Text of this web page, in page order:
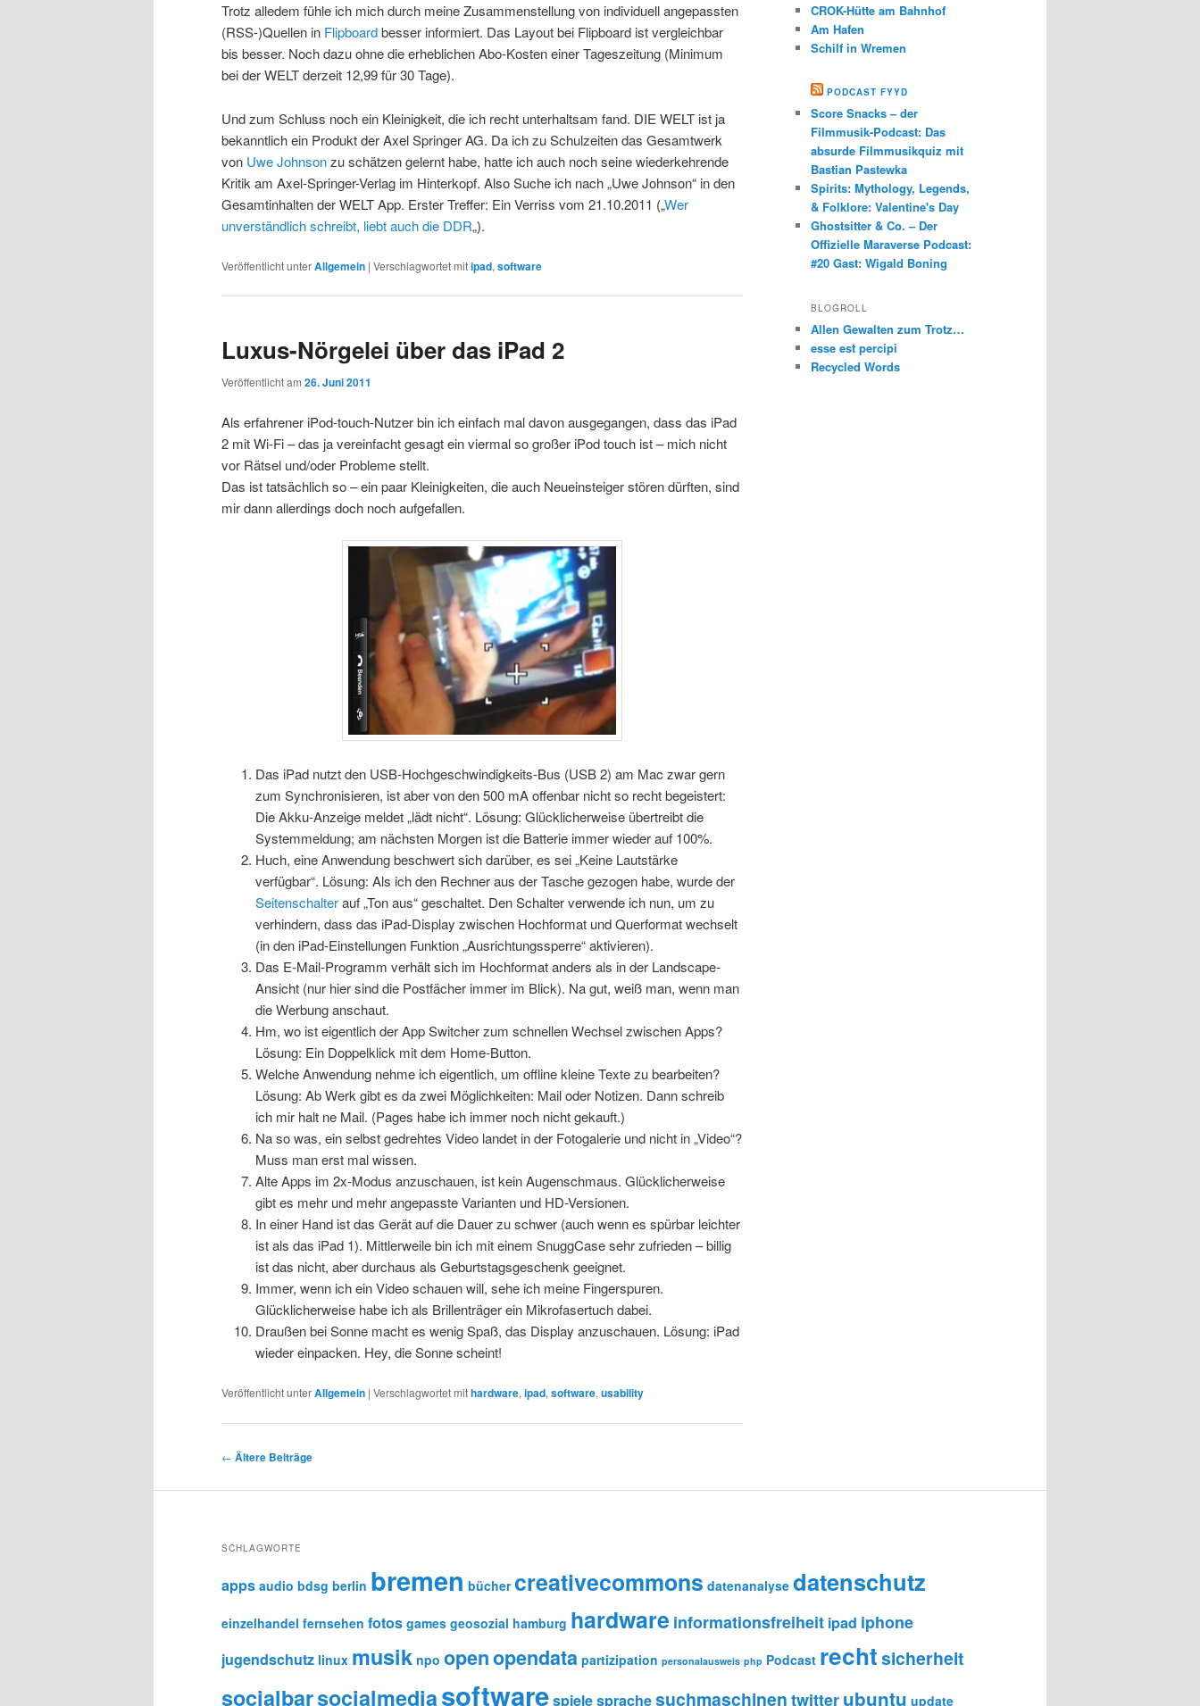
Trotz alledem fühle ich mich durch meine Zusammenstellung von individuell angepassten
(RSS-)Quellen in Flipboardbesser informiert. Das Layout bei Flipboard ist vergleichbar
bis besser. Noch dazu ohne die erheblichen Abo-Kosten einer Tageszeitung (Minimum
bei der WELT derzeit 12,99 für 30 Tage).
Und zum Schluss noch ein Kleinigkeit, die ich recht unterhaltsam fand. DIE WELT ist ja
bekanntlich ein Produkt der Axel Springer AG. Da ich zu Schulzeiten das Gesamtwerk
von Uwe Johnsonzu schätzen gelernt habe, hatte ich auch noch seine wiederkehrende
Kritik am Axel-Springer-Verlag im Hinterkopf. Also Suche ich nach „Uwe Johnson“ in den
Gesamtinhalten der WELT App. Erster Treffer: Ein Verriss vom 21.10.2011 („Wer
unverständlich schreibt, liebt auch die DDR„).
Veröffentlicht unterAllgemein | Verschlagwortet mitipad, software
Luxus-Nörgelei über das iPad 2
Veröffentlicht am 26. Juni 2011
Als erfahrener iPod-touch-Nutzer bin ich einfach mal davon ausgegangen, dass das iPad
2 mit Wi-Fi – das ja vereinfacht gesagt ein viermal so großer iPod touch ist – mich nicht
vor Rätsel und/oder Probleme stellt.
Das ist tatsächlich so – ein paar Kleinigkeiten, die auch Neueinsteiger stören dürften, sind
mir dann allerdings doch noch aufgefallen.
Das iPad nutzt den USB-Hochgeschwindigkeits-Bus (USB 2) am Mac zwar gern
zum Synchronisieren, ist aber von den 500 mA offenbar nicht so recht begeistert:
Die Akku-Anzeige meldet „lädt nicht“. Lösung: Glücklicherweise übertreibt die
Systemmeldung; am nächsten Morgen ist die Batterie immer wieder auf 100%.
Huch, eine Anwendung beschwert sich darüber, es sei „Keine Lautstärke
verfügbar“. Lösung: Als ich den Rechner aus der Tasche gezogen habe, wurde der
Seitenschalterauf „Ton aus“ geschaltet. Den Schalter verwende ich nun, um zu
verhindern, dass das iPad-Display zwischen Hochformat und Querformat wechselt
(in den iPad-Einstellungen Funktion „Ausrichtungssperre“ aktivieren).
Das E-Mail-Programm verhält sich im Hochformat anders als in der Landscape-
Ansicht (nur hier sind die Postfächer immer im Blick). Na gut, weiß man, wenn man
die Werbung anschaut.
Hm, wo ist eigentlich der App Switcher zum schnellen Wechsel zwischen Apps?
Lösung: Ein Doppelklick mit dem Home-Button.
Welche Anwendung nehme ich eigentlich, um offline kleine Texte zu bearbeiten?
Lösung: Ab Werk gibt es da zwei Möglichkeiten: Mail oder Notizen. Dann schreib
ich mir halt ne Mail. (Pages habe ich immer noch nicht gekauft.)
Na so was, ein selbst gedrehtes Video landet in der Fotogalerie und nicht in „Video“?
Muss man erst mal wissen.
Alte Apps im 2x-Modus anzuschauen, ist kein Augenschmaus. Glücklicherweise
gibt es mehr und mehr angepasste Varianten und HD-Versionen.
In einer Hand ist das Gerät auf die Dauer zu schwer (auch wenn es spürbar leichter
ist als das iPad 1). Mittlerweile bin ich mit einem SnuggCase sehr zufrieden – billig
ist das nicht, aber durchaus als Geburtstagsgeschenk geeignet.
Immer, wenn ich ein Video schauen will, sehe ich meine Fingerspuren.
Glücklicherweise habe ich als Brillenträger ein Mikrofasertuch dabei.
Draußen bei Sonne macht es wenig Spaß, das Display anzuschauen. Lösung: iPad
wieder einpacken. Hey, die Sonne scheint!
Veröffentlicht unterAllgemein | Verschlagwortet mithardware, ipad, software, usability
Beitragsnavigation
← Ältere Beiträge
CROK-Hütte am Bahnhof
Am Hafen
Schilf in Wremen
PODCAST FYYD
Score Snacks – der
Filmmusik-Podcast: Das
absurde Filmmusikquiz mit
Bastian Pastewka
Spirits: Mythology, Legends,
& Folklore: Valentine's Day
Ghostsitter & Co. – Der
Offizielle Maraverse Podcast:
#20 Gast: Wigald Boning
BLOGROLL
Allen Gewalten zum Trotz…
esse est percipi
Recycled Words
SCHLAGWORTE
apps audio bdsg berlin bremen bücher creativecommons datenanalyse datenschutz
einzelhandel fernsehen fotos games geosozial hamburg hardware informationsfreiheit ipad iphone
jugendschutz linux musik npo openopendata partizipation personalausweis php Podcast rechtsicherheit
socialbarsocialmediasoftwarespielesprachesuchmaschinentwitterubuntu update